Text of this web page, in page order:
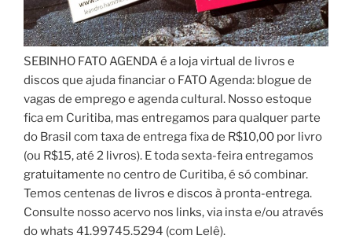
SEBINHO FATO AGENDA é a loja virtual de livros e
discos que ajuda financiar o FATO Agenda: blogue de
vagas de emprego e agenda cultural. Nosso estoque
fica em Curitiba, mas entregamos para qualquer parte
do Brasil com taxa de entrega fixa de R$10,00 por livro
(ou R$15, até 2 livros). E toda sexta-feira entregamos
gratuitamente no centro de Curitiba, é só combinar.
Temos centenas de livros e discos à pronta-entrega.
Consulte nosso acervo nos links, via insta e/ou através
do whats 41.99745.5294 (com Lelê).